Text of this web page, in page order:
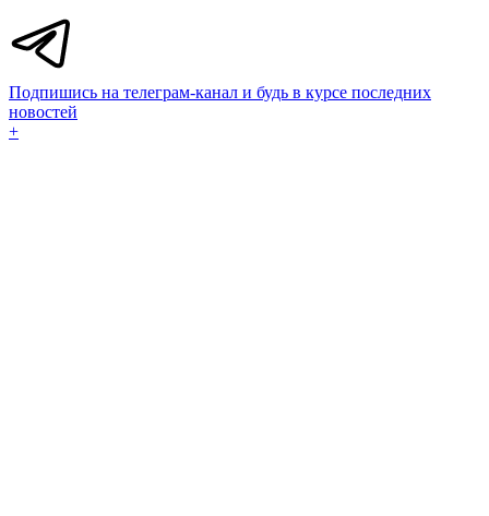
Подпишись на телеграм-канал и будь в курсе последних
новостей
+